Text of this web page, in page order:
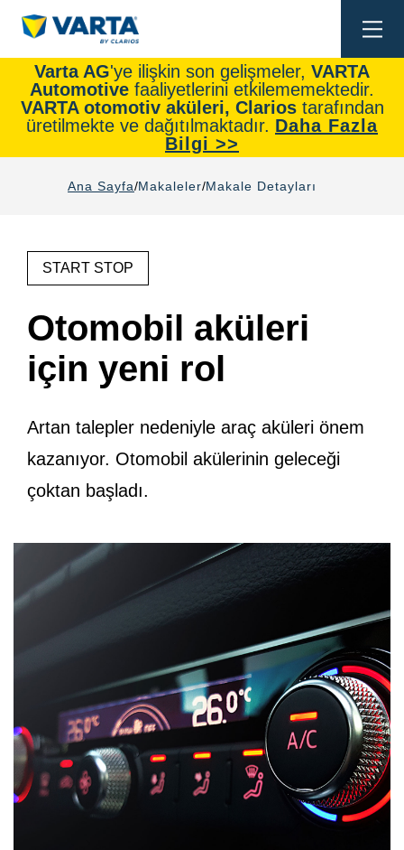
Varta AG'ye ilişkin son gelişmeler, VARTA
Automotive faaliyetlerini etkilememektedir.
VARTA otomotiv aküleri, Clarios tarafından
üretilmekte ve dağıtılmaktadır. Daha Fazla
Bilgi >>
Ana Sayfa Makaleler Makale Detayları
START STOP
Otomobil aküleri
için yeni rol
Artan talepler nedeniyle araç aküleri önem
kazanıyor. Otomobil akülerinin geleceği
çoktan başladı.